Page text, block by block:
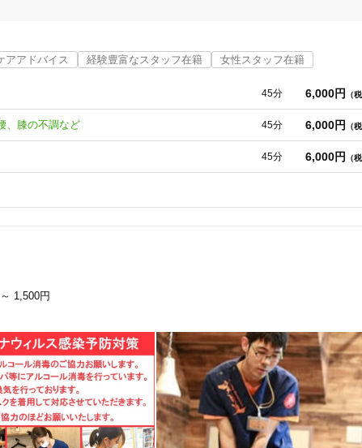
丁寧な説明
保険適用の相談可
れたものです。身体にある14本の経絡と345個のツボが手のひら手の甲に有
する方法です。
の鍼を1〜2㎜程度刺入します。
しかし身体に相応する部分（身体の悪い部分）には場合によっては数十本
アアドバイス 経験豊富なスタッフ在籍 女性スタッフ在籍
45分 6,000円 （
、膝の不調など 45分 6,000円 （
45分 6,000円 （
1,500円